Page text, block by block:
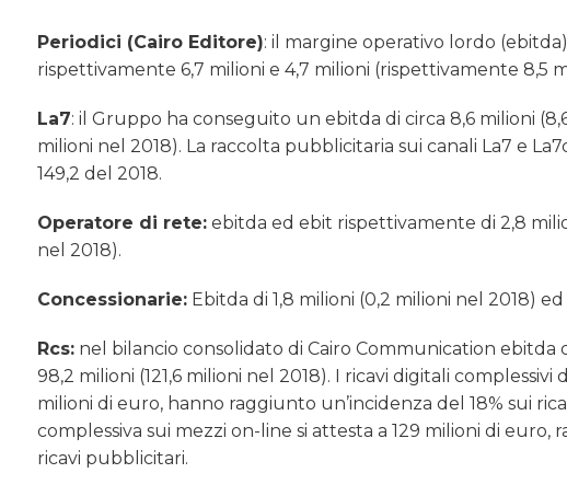
Periodici (Cairo Editore): il margine operativo lordo
rispettivamente 6,7 milioni e 4,7 milioni (rispettivamente 8,5
La7: il Gruppo ha conseguito un ebitda di circa 8,6 milioni
milioni nel 2018). La raccolta pubblicitaria sui canali La7 e
149,2 del 2018.
Operatore di rete: ebitda ed ebit rispettivamente di 2,8
nel 2018).
Concessionarie: Ebitda di 1,8 milioni (0,2 milioni nel 2018)
Rcs: nel bilancio consolidato di Cairo Communication ebitda
98,2 milioni (121,6 milioni nel 2018). I ricavi digitali
milioni di euro, hanno raggiunto un’incidenza del 18% sui
complessiva sui mezzi on-line si attesta a 129 milioni di
ricavi pubblicitari.